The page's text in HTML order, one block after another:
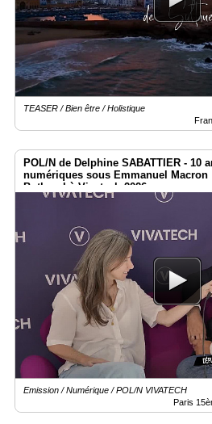
TEASER / Bien être / Holistique
POL/N de Delphine SABATTIER - 10
numériques sous Emmanuel
Bothorel à Vivatech 2026
Emission / Numérique / POL/N VIVATECH
Paris